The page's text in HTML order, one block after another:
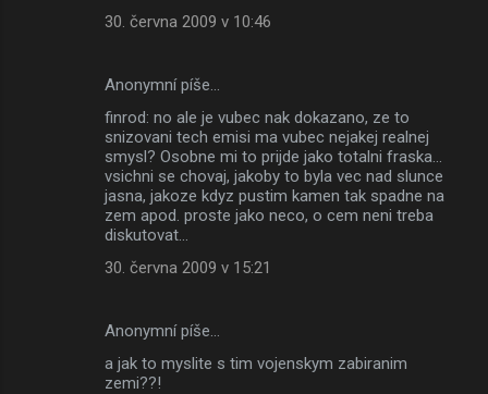
30. června 2009 v 10:46
Anonymní píše…
finrod: no ale je vubec nak dokazano, ze to
snizovani tech emisi ma vubec nejakej realnej
smysl? Osobne mi to prijde jako totalni fraska...
vsichni se chovaj, jakoby to byla vec nad slunce
jasna, jakoze kdyz pustim kamen tak spadne na
zem apod. proste jako neco, o cem neni treba
diskutovat...
30. června 2009 v 15:21
Anonymní píše…
a jak to myslite s tim vojenskym zabiranim
zemi??!